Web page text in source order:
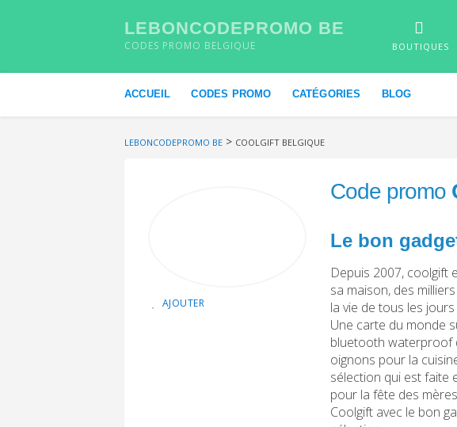
LEBONCODEPROMO BE
CODES PROMO BELGIQUE BOUTIQUES
ACCUEIL CODES PROMO CATÉGORIES BLOG
LEBONCODEPROMO BE > COOLGIFT BELGIQUE
AJOUTER
Code promo
Le bon
Depuis 2007, coolgift
sa maison, des
la vie de tous les
Une carte du monde
bluetooth waterproof
oignons pour la
sélection qui est faite
pour la fête des
Coolgift avec le bon